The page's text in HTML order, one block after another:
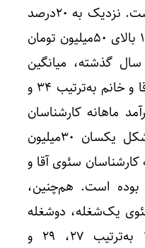
برابر ۲۹میلیون تومان بوده است. نزدیک به ۲۰درصد
متخصصان سئو در سال ۱۴۰۳ بالای ۵۰میلیون تومان
گذشته، میانگین
درآمد ماهانه مدیران سئوی آقا و خانم به‌ترتیب ۳۴ و
ماهانه کارشناسان
ارشد سئوی آقا و خانم به‌شکل یکسان ۳۰‌‌میلیون
کارشناسان سئوی آقا و
تومان بوده است. هم‌چنین،
یک‌شغله، دوشغله
و سه‌شغله در سال ۱۴۰۳ به‌ترتیب ۲۷، ۲۹ و